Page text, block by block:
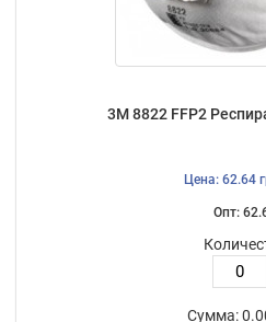
3М 8822 FFP2
Цена: 62.64
Опт:
Сумма: